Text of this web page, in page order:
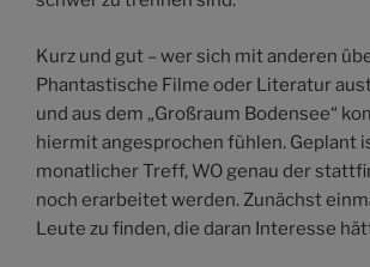
Kurz und gut – wer sich mit anderen
Phantastische Filme oder Literatur
und aus dem „Großraum Bodensee“
hiermit angesprochen fühlen. Geplant
monatlicher Treff, WO genau der
noch erarbeitet werden. Zunächst
Leute zu finden, die daran Interesse